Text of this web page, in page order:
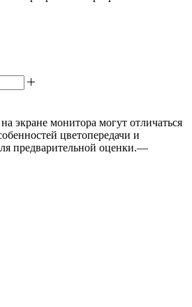
экране монитора могут отличаться
цветопередачи и
предварительной оценки.—